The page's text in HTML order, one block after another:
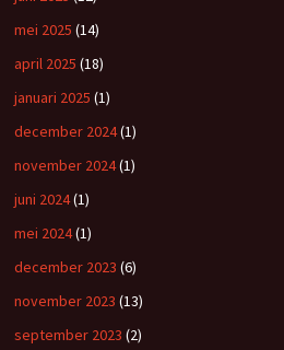
mei 2025 (14)
april 2025 (18)
januari 2025 (1)
december 2024(1)
november 2024(1)
juni 2024(1)
mei 2024(1)
december 2023 (6)
november 2023 (13)
september 2023 (2)